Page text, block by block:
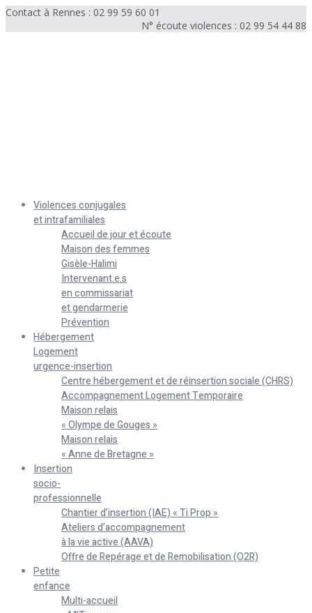
Contact à Rennes : 02 99 59 60 01
N° écoute violences : 02 99 54 44 88
Violences conjugales
et intrafamiliales
Accueil de jour et écoute
Maison des femmes
Gisèle-Halimi
Intervenant.e.s
en commissariat
et gendarmerie
Prévention
Hébergement
Logement
urgence-insertion
Centre hébergement et de réinsertion sociale (CHRS)
Accompagnement Logement Temporaire
Maison relais
« Olympe de Gouges »
Maison relais
« Anne de Bretagne »
Insertion
socio-
professionnelle
Chantier d’insertion (IAE) « Ti Prop »
Ateliers d’accompagnement
à la vie active (AAVA)
Offre de Repérage et de Remobilisation (O2R)
Petite
enfance
Multi-accueil